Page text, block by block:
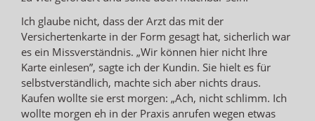
Ich glaube nicht, dass der Arzt das mit der
Versichertenkarte in der Form gesagt hat, sicherlich war
es ein Missverständnis. „Wir können hier nicht Ihre
Karte einlesen”, sagte ich der Kundin. Sie hielt es für
selbstverständlich, machte sich aber nichts draus.
Kaufen wollte sie erst morgen: „Ach, nicht schlimm. Ich
wollte morgen eh in der Praxis anrufen wegen etwas